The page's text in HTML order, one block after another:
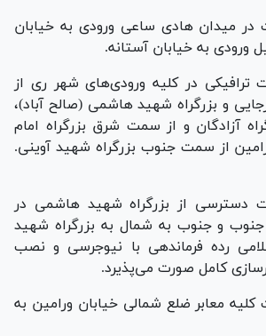
در میدان هادی ساعی ورودی به خیابان
ورودی به خیابان آستانه.
ترافیکی در کلیه ورودی‌های شهر ری از
و بزرگراه شهید هاشمی (صالح آباد)،
آزادگان و از سمت شرق بزرگراه امام
از سمت جنوب بزرگراه شهید آوینی.
دسترسی از بزرگراه شهید هاشمی در
و جنوب به شمال به بزرگراه شهید
رده فرماندهی با نیوجرسی و نصب
کامل صورت می‌پذیرد.
کلیه معابر ضلع شمالی خیابان ورامین به